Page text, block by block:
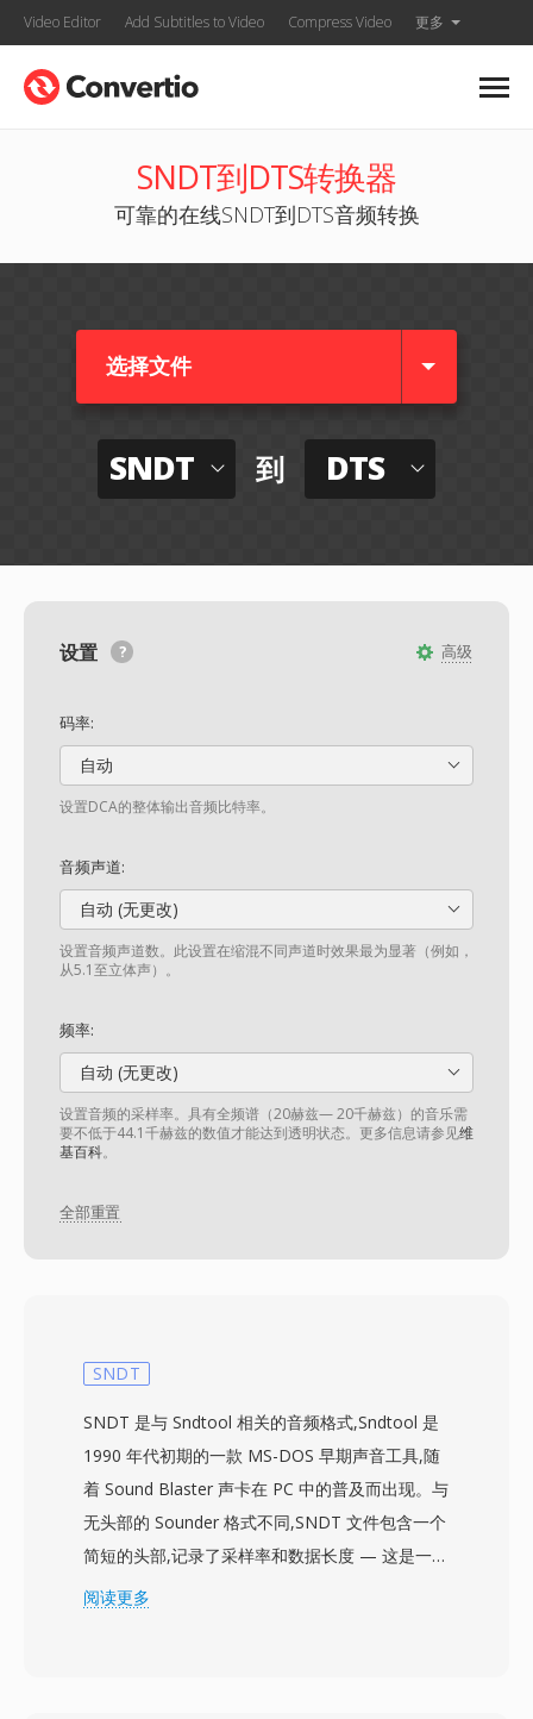
Video Editor Add Subtitles to Video Compress Video 更多
SNDT到DTS转换器
可靠的在线SNDT到DTS音频转换
选择文件
SNDT 到 DTS
高级
设置
码率:
自动
设置DCA的整体输出音频比特率。
音频声道:
自动 (无更改)
设置音频声道数。此设置在缩混不同声道时效果最为显著（例如，
从5.1至立体声）。
频率:
自动 (无更改)
设置音频的采样率。具有全频谱（20赫兹— 20千赫兹）的音乐需
要不低于44.1千赫兹的数值才能达到透明状态。更多信息请参见维
基百科。
全部重置
SNDT
SNDT 是与 Sndtool 相关的音频格式,Sndtool 是
1990 年代初期的一款 MS-DOS 早期声音工具,随
着 Sound Blaster 声卡在 PC 中的普及而出现。与
无头部的 Sounder 格式不同,SNDT 文件包含一个
简短的头部,记录了采样率和数据长度 — 这是一个
有意义的改进,让播放软件能够自动确定时序信
阅读更多